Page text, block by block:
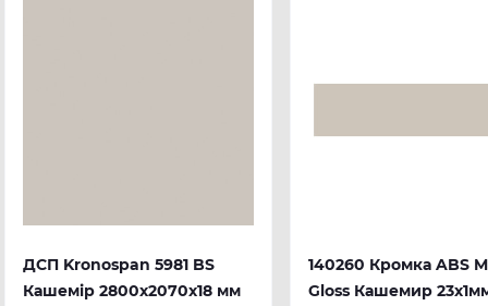
ДСП Kronospan 5981 BS
Кашемір 2800x2070x18 мм
140260 Кромка ABS
Gloss Кашемир